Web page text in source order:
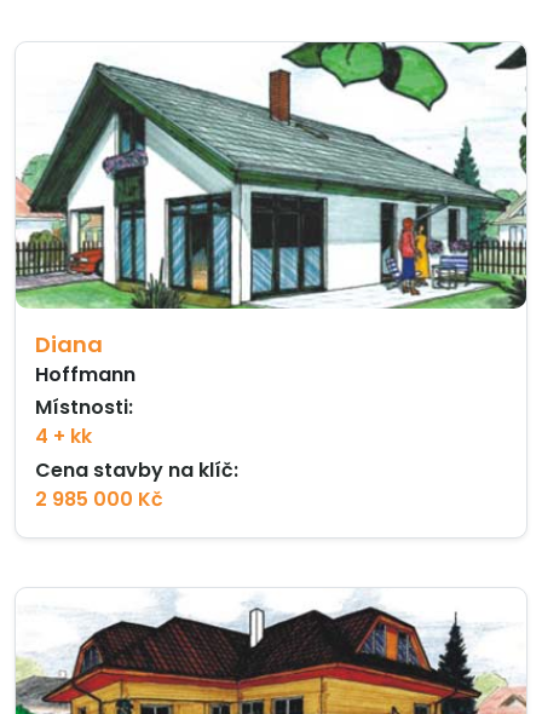
Diana
Hoffmann
Místnosti:
4 + kk
Cena stavby na klíč:
2 985 000 Kč